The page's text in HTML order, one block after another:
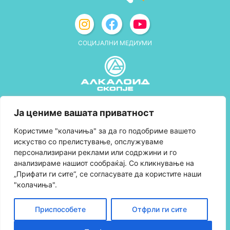
Ја цениме вашата приватност
Kористиме "колачиња" за да го подобриме вашето
искуство со прелистување, опслужуваме
персонализирани реклами или содржини и го
анализираме нашиот сообраќај. Со кликнување на
„Прифати ги сите“, се согласувате да користите наши
"колачиња".
Приспособете Отфрли ги сите
СОЦИЈАЛНИ МЕДИУМИ
Правила и услови за користење
Политика за колачиња
Правила за учество во програмата за
лојалност и политика за собирање поени
Контактирајте нè